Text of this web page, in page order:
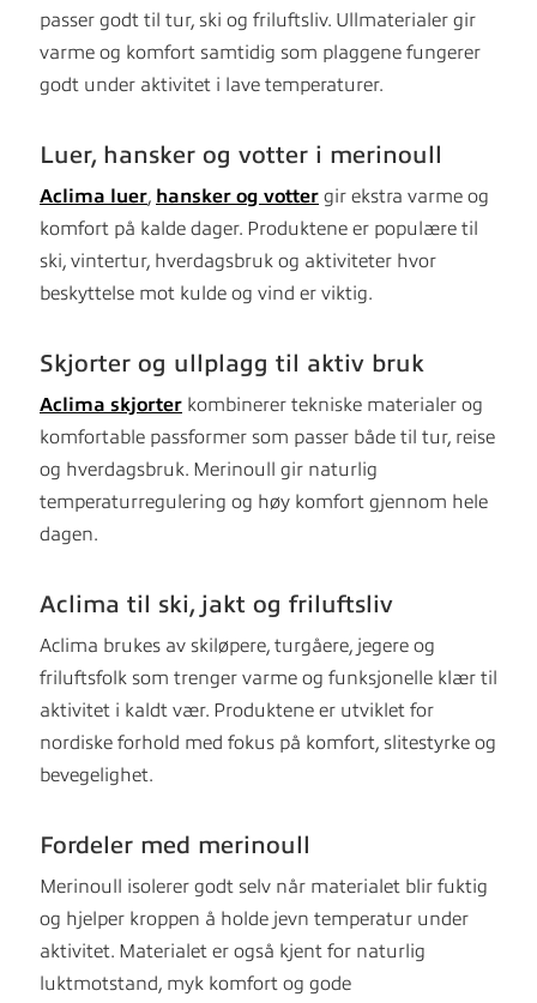
passer godt til tur, ski og friluftsliv. Ullmaterialer gir
varme og komfort samtidig som plaggene fungerer
godt under aktivitet i lave temperaturer.
Luer, hansker og votter i merinoull
Aclima luer, hansker og votter gir ekstra varme og
komfort på kalde dager. Produktene er populære til
ski, vintertur, hverdagsbruk og aktiviteter hvor
beskyttelse mot kulde og vind er viktig.
Skjorter og ullplagg til aktiv bruk
Aclima skjorter kombinerer tekniske materialer og
komfortable passformer som passer både til tur, reise
og hverdagsbruk. Merinoull gir naturlig
temperaturregulering og høy komfort gjennom hele
dagen.
Aclima til ski, jakt og friluftsliv
Aclima brukes av skiløpere, turgåere, jegere og
friluftsfolk som trenger varme og funksjonelle klær til
aktivitet i kaldt vær. Produktene er utviklet for
nordiske forhold med fokus på komfort, slitestyrke og
bevegelighet.
Fordeler med merinoull
Merinoull isolerer godt selv når materialet blir fuktig
og hjelper kroppen å holde jevn temperatur under
aktivitet. Materialet er også kjent for naturlig
luktmotstand, myk komfort og gode